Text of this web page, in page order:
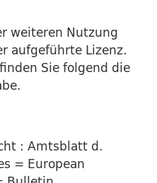
weiteren Nutzung
aufgeführte Lizenz.
Sie folgend die
: Amtsblatt d.
= European